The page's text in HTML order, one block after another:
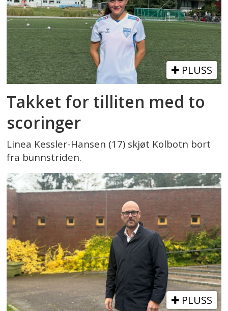
PLUSS
Takket for tilliten med to
scoringer
Linea Kessler-Hansen (17) skjøt Kolbotn bort
fra bunnstriden.
PLUSS